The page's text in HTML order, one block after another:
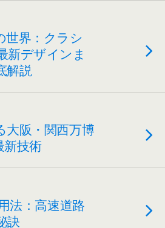
世界：クラシ
新デザインま
解説
大阪・関西万博
新技術
法：高速道路
訣